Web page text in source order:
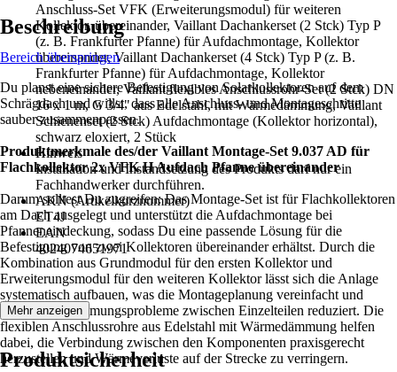
Anschluss-Set VFK (Erweiterungsmodul) für weiteren
Kollektor, übereinander, Vaillant Dachankerset (2 Stck) Typ P
(z. B. Frankfurter Pfanne) für Aufdachmontage, Kollektor
übereinander, Vaillant Dachankerset (4 Stck) Typ P (z. B.
Frankfurter Pfanne) für Aufdachmontage, Kollektor
nebeneinander, Vaillant flexibles Anschlussrohr-Set (2 Stck) DN
16 x 1 m, G 3/4" aus Edelstahl, mit Wärmedämmung, Vaillant
Schienenset (2 Stck) Aufdachmontage (Kollektor horizontal),
schwarz eloxiert, 2 Stück
Hinweis
Installation und Instandsetzung des Produkts darf nur ein
Fachhandwerker durchführen.
AKN (Artikelkurznummer)
ET4J
EAN
4024074651971
Beschreibung
Bereich überspringen
Du planst eine sichere Befestigung von Solarkollektoren auf dem
Schrägdach und willst, dass alle Anschluss- und Montageschritte
sauber zusammenpassen.
Produktmerkmale des/der Vaillant Montage-Set 9.037 AD für
Flachkollektor 2x VFK H Aufdach Pfanne übereinander
Darum solltest Du zugreifen: Das Montage-Set ist für Flachkollektoren
am Dach ausgelegt und unterstützt die Aufdachmontage bei
Pfanneneindeckung, sodass Du eine passende Lösung für die
Befestigung von zwei Kollektoren übereinander erhältst. Durch die
Kombination aus Grundmodul für den ersten Kollektor und
Erweiterungsmodul für den weiteren Kollektor lässt sich die Anlage
systematisch aufbauen, was die Montageplanung vereinfacht und
typische Abstimmungsprobleme zwischen Einzelteilen reduziert. Die
flexiblen Anschlussrohre aus Edelstahl mit Wärmedämmung helfen
dabei, die Verbindung zwischen den Komponenten praxisgerecht
herzustellen und Wärmeverluste auf der Strecke zu verringern.
Mehr anzeigen
Produktsicherheit